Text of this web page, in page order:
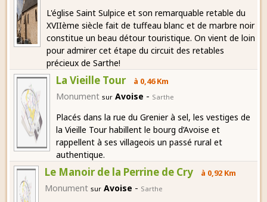
L'église Saint Sulpice et son remarquable retable du
XVIIème siècle fait de tuffeau blanc et de marbre noir
constitue un beau détour touristique. On vient de loin
pour admirer cet étape du circuit des retables
précieux de Sarthe!
La Vieille Tour à 0,46 Km
Monument sur Avoise - Sarthe
Placés dans la rue du Grenier à sel, les vestiges de
la Vieille Tour habillent le bourg d’Avoise et
rappellent à ses villageois un passé rural et
authentique.
Le Manoir de la Perrine de Cry à 0,92 Km
Monument sur Avoise - Sarthe